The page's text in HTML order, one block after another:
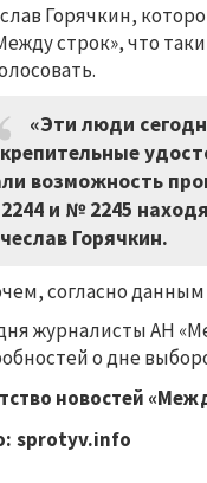
Горячкин,
строк», что
«Эти люди
возможность
и № 2245
Горячкин.
согласно данным
журналисты АН
о дне
новостей
sprotyv.info